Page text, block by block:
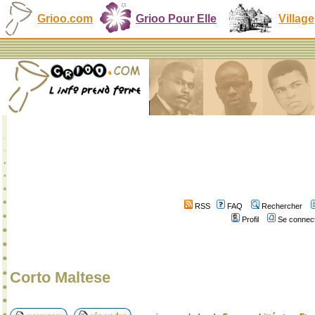
Grioo.com Grioo Pour Elle Village
RSS FAQ
Rechercher
Profil
Se
Corto Maltese